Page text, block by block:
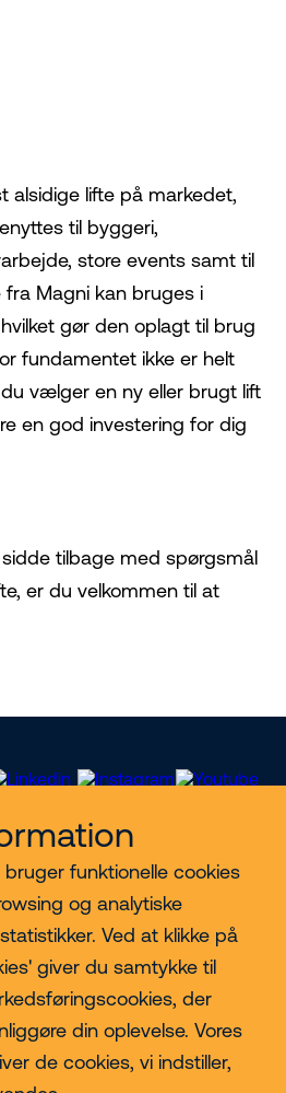
funktionelle cookies
og analytiske
Ved at klikke på
giver du samtykke til
der
din oplevelse. Vores
de cookies, vi indstiller,
alsidige lifte på markedet,
til byggeri,
store events samt til
fra Magni kan bruges i
gør den oplagt til brug
fundamentet ikke er helt
vælger en ny eller brugt lift
en god investering for dig
tilbage med spørgsmål
er du velkommen til at